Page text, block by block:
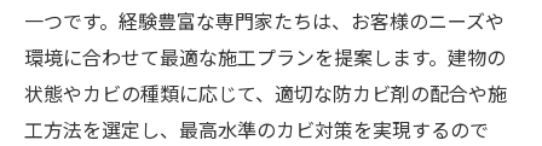
一つです。経験豊富な専門家たちは、お客様のニーズや
環境に合わせて最適な施工プランを提案します。建物の
状態やカビの種類に応じて、適切な防カビ剤の配合や施
工方法を選定し、最高水準のカビ対策を実現するので